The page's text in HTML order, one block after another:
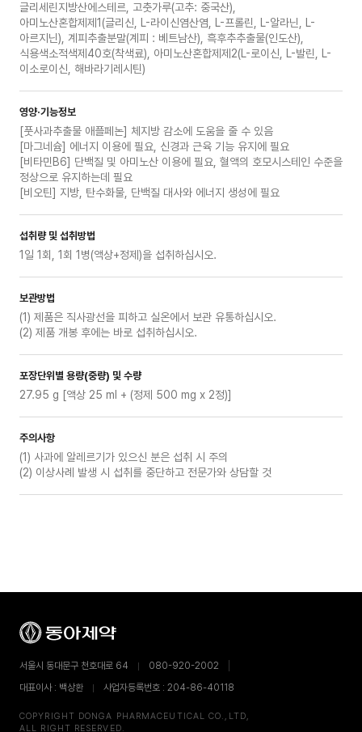
글리세린지방산에스테르, 고춧가루(고추: 중국산),
아미노산혼합제제1(글리신, L-라이신염산염, L-프롤린, L-알라닌, L-
아르지닌), 계피추출분말(계피 : 베트남산), 흑후추추출물(인도산),
식용색소적색제40호(착색료), 아미노산혼합제제2(L-로이신, L-발린, L-
이소로이신, 해바라기레시틴)
영양·기능정보
[풋사과추출물 애플페논] 체지방 감소에 도움을 줄 수 있음
[마그네슘] 에너지 이용에 필요, 신경과 근육 기능 유지에 필요
[비타민B6] 단백질 및 아미노산 이용에 필요, 혈액의 호모시스테인 수준을
정상으로 유지하는데 필요
[비오틴] 지방, 탄수화물, 단백질 대사와 에너지 생성에 필요
섭취량 및 섭취방법
1일 1회, 1회 1병(액상+정제)을 섭취하십시오.
보관방법
(1) 제품은 직사광선을 피하고 실온에서 보관 유통하십시오.
(2) 제품 개봉 후에는 바로 섭취하십시오.
포장단위별 용량(중량) 및 수량
27.95 g [액상 25 ml + (정제 500 mg x 2정)]
주의사항
(1) 사과에 알레르기가 있으신 분은 섭취 시 주의
(2) 이상사례 발생 시 섭취를 중단하고 전문가와 상담할 것
서울시 동대문구 천호대로 64
080-920-2002
대표이사 : 백상환
사업자등록번호 : 204-86-40118
COPYRIGHT DONGA PHARMACEUTICAL CO.,LTD,
ALL RIGHT RESERVED.